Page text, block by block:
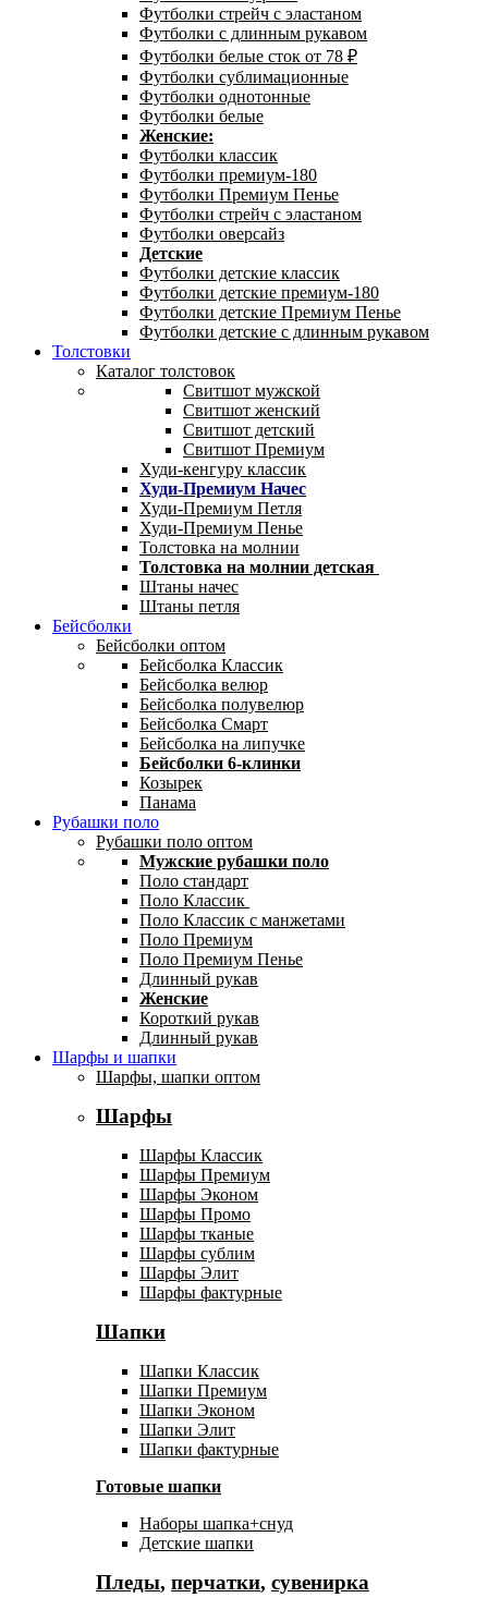
Футболки стрейч с эластаном
Футболки с длинным рукавом
Футболки белые сток от 78 ₽
Футболки сублимационные
Футболки однотонные
Футболки белые
Женские:
Футболки классик
Футболки премиум-180
Футболки Премиум Пенье
Футболки стрейч с эластаном
Футболки оверсайз
Детские
Футболки детские классик
Футболки детские премиум-180
Футболки детские Премиум Пенье
Футболки детские с длинным рукавом
Толстовки
Каталог толстовок
Свитшот мужской
Свитшот женский
Свитшот детский
Свитшот Премиум
Худи-кенгуру классик
Худи-Премиум Начес
Худи-Премиум Петля
Худи-Премиум Пенье
Толстовка на молнии
Толстовка на молнии детская
Штаны начес
Штаны петля
Бейсболки
Бейсболки оптом
Бейсболка Классик
Бейсболка велюр
Бейсболка полувелюр
Бейсболка Смарт
Бейсболка на липучке
Бейсболки 6-клинки
Козырек
Панама
Рубашки поло
Рубашки поло оптом
Мужские рубашки поло
Поло стандарт
Поло Классик
Поло Классик с манжетами
Поло Премиум
Поло Премиум Пенье
Длинный рукав
Женские
Короткий рукав
Длинный рукав
Шарфы и шапки
Шарфы, шапки оптом
Шарфы
Шарфы Классик
Шарфы Премиум
Шарфы Эконом
Шарфы Промо
Шарфы тканые
Шарфы сублим
Шарфы Элит
Шарфы фактурные
Шапки
Шапки Классик
Шапки Премиум
Шапки Эконом
Шапки Элит
Шапки фактурные
Готовые шапки
Наборы шапка+снуд
Детские шапки
Пледы, перчатки, сувенирка